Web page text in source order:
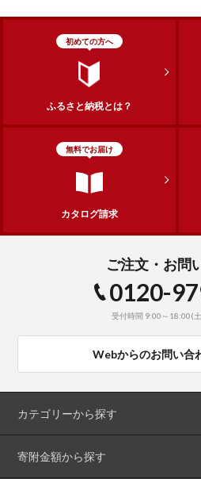
初めての方へ
ふるさと納税とは？
無料でお届け
カタログ請求
ご注文・お問
0120-
受付時間 9:00～18:00(
Webからのお問い合
カテゴリーから探す
寄附金額から探す